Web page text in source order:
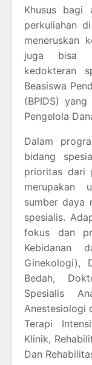
Khusus bagi
perkuliahan
meneruskan
juga bisa
kedokteran
Beasiswa
(BPIDS)
Pengelola
Dalam
bidang
prioritas dari
merupakan
sumber daya
spesialis.
fokus dan
Kebidanan
Ginekologi),
Bedah,
Spesialis
Anestesiologi
Terapi
Klinik,
Dan